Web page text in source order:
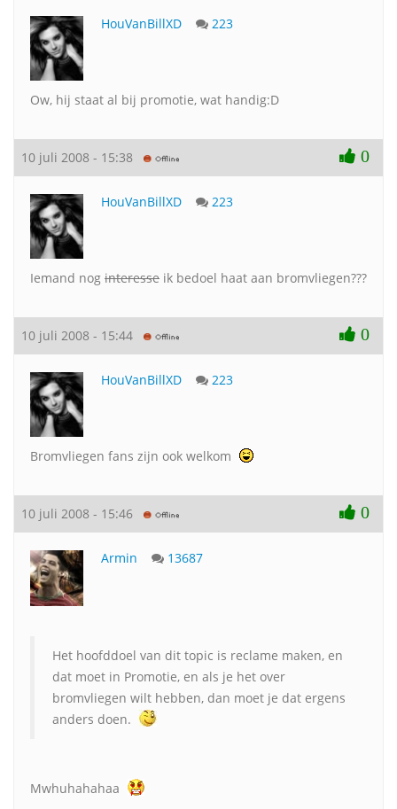
HouVanBillXD 223
Ow, hij staat al bij promotie, wat handig:D
10 juli 2008 - 15:38 0
HouVanBillXD 223
Iemand nog interesse ik bedoel haat aan bromvliegen???
10 juli 2008 - 15:44 0
HouVanBillXD 223
Bromvliegen fans zijn ook welkom
10 juli 2008 - 15:46 0
Armin 13687
Het hoofddoel van dit topic is reclame maken, en
dat moet in Promotie, en als je het over
bromvliegen wilt hebben, dan moet je dat ergens
anders doen.
Mwhuhahahaa